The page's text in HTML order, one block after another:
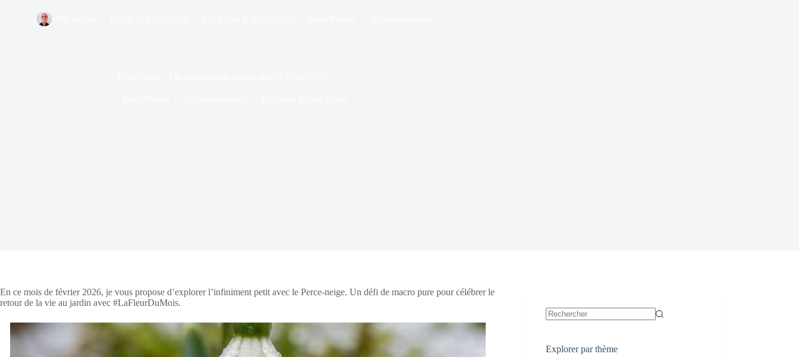
En ce mois de février 2026, je vous propose d’explorer l’infiniment petit avec le Perce-neige. Un défi de macro pure pour célébrer le
retour de la vie au jardin avec #LaFleurDuMois.
Explorer par thème